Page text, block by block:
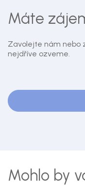
Máte
Zavolejte nám nebo
nejdříve ozveme.
Mohlo by